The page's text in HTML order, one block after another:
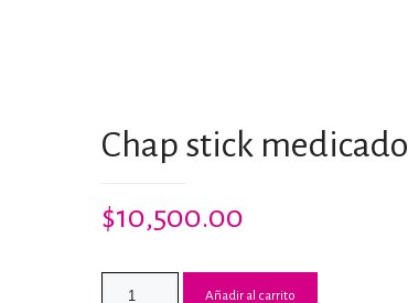
Chap stick medicado
$10,500.00
Añadir al carrito